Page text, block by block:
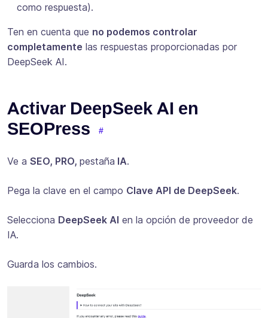
como respuesta).
Ten en cuenta que no podemos controlar
completamente las respuestas proporcionadas por
DeepSeek AI.
Activar DeepSeek AI en
SEOPress
Ve a SEO, PRO, pestaña IA.
Pega la clave en el campo Clave API de DeepSeek.
Selecciona DeepSeek AI en la opción de proveedor de
IA.
Guarda los cambios.